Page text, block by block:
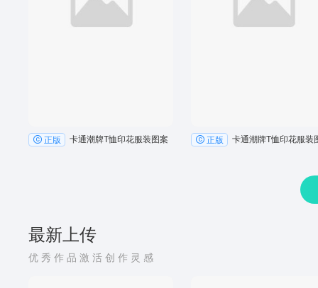
正版 卡通潮牌T恤印花服装图案 正版 卡通潮牌T恤印花服装
最新上传
优秀作品激活创作灵感